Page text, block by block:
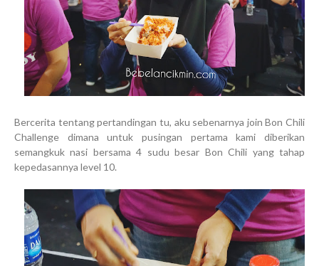
Bercerita tentang pertandingan tu, aku sebenarnya join Bon Chili
Challenge dimana untuk pusingan pertama kami diberikan
semangkuk nasi bersama 4 sudu besar Bon Chili yang tahap
kepedasannya level 10.